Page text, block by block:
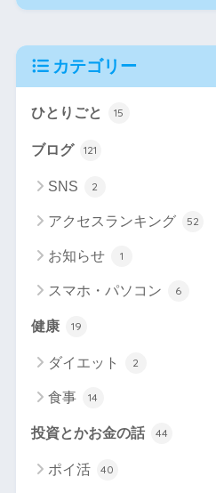
カテゴリー
ひとりごと 15
ブログ 121
SNS 2
アクセスランキング 52
お知らせ 1
スマホ・パソコン 6
健康 19
ダイエット 2
食事 14
投資とかお金の話 44
ポイ活 40